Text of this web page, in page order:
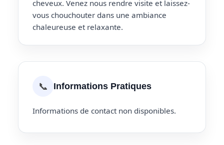
cheveux. Venez nous rendre visite et laissez-
vous chouchouter dans une ambiance
chaleureuse et relaxante.
📞 Informations Pratiques
Informations de contact non disponibles.